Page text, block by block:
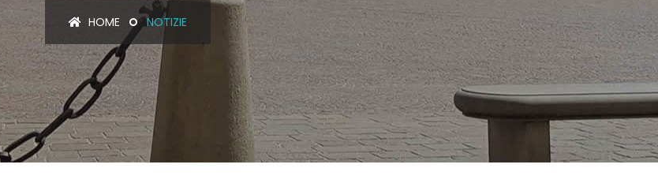
HOME NOTIZIE